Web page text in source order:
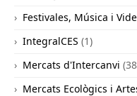
Festivales, Música i
IntegralCES (1)
Mercats d'Intercanvi
Mercats Ecològics i